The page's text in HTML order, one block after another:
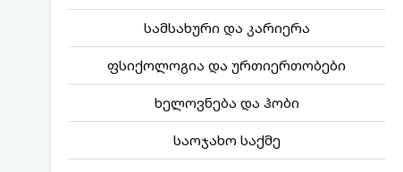
სამსახური და კარიერა
ფსიქოლოგია და ურთიერთობები
ხელოვნება და ჰობი
საოჯახო საქმე